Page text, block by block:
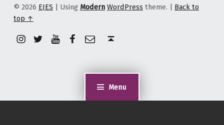
Menu
© 2026 EJES | Using Modern WordPress theme. | Back to
top ↑